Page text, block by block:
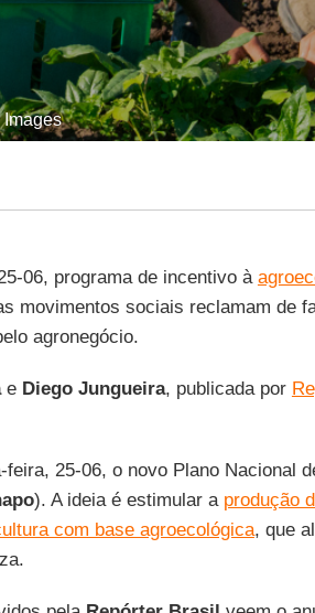
Images
06, programa de incentivo à
movimentos sociais reclamam de
agronegócio.
e Diego Jungueira, publicada por
25-06, o novo Plano Nacional
). A ideia é estimular a produção
com base agroecológica, que